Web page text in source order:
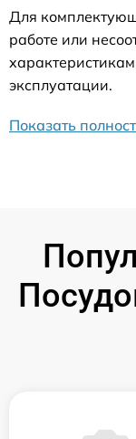
Для
работе или
эксплуатации.
Показать